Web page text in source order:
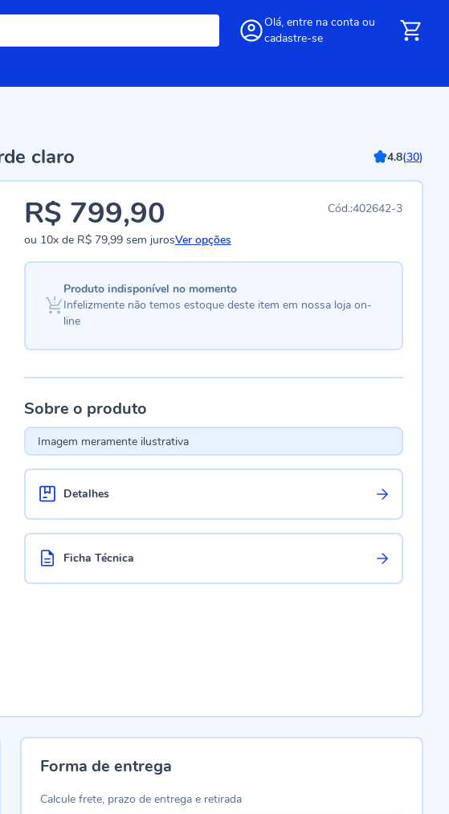
Olá, entre na conta ou
cadastre-se
claro 4.8(30)
402642-3
R$ 799,90
ou 10xde R$ 79,99sem jurosVer opções
Produto indisponível no momento
Infelizmente não temos estoque deste item em nossa loja on-
line
Sobre o produto
Imagem meramente ilustrativa
Detalhes
Ficha Técnica
Forma de entrega
Calcule frete, prazo de entrega e retirada